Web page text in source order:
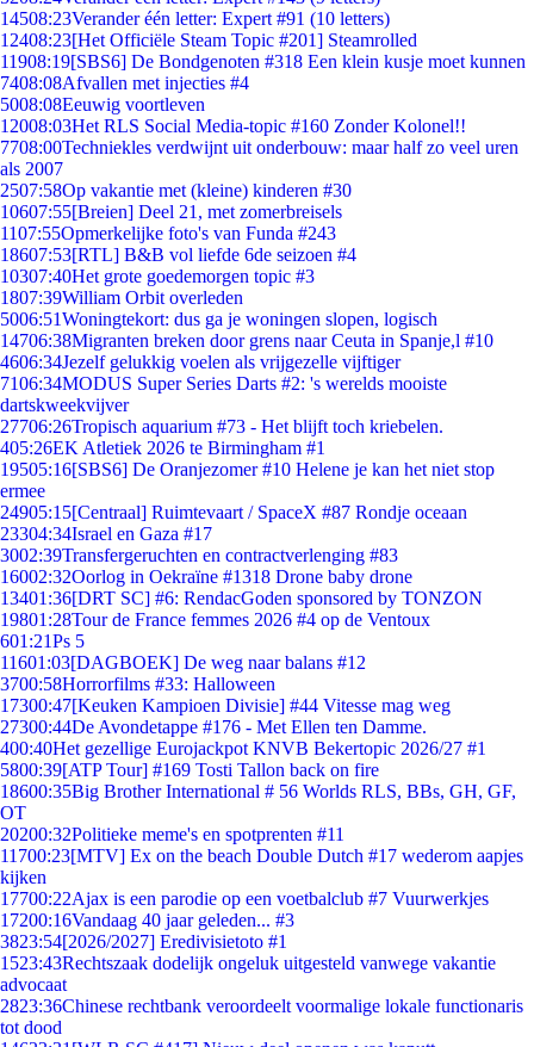
14508:23Verander één letter: Expert #91 (10 letters)
12408:23[Het Officiële Steam Topic #201] Steamrolled
11908:19[SBS6] De Bondgenoten #318 Een klein kusje moet kunnen
7408:08Afvallen met injecties #4
5008:08Eeuwig voortleven
12008:03Het RLS Social Media-topic #160 Zonder Kolonel!!
7708:00Techniekles verdwijnt uit onderbouw: maar half zo veel uren
als 2007
2507:58Op vakantie met (kleine) kinderen #30
10607:55[Breien] Deel 21, met zomerbreisels
1107:55Opmerkelijke foto's van Funda #243
18607:53[RTL] B&B vol liefde 6de seizoen #4
10307:40Het grote goedemorgen topic #3
1807:39William Orbit overleden
5006:51Woningtekort: dus ga je woningen slopen, logisch
14706:38Migranten breken door grens naar Ceuta in Spanje,l #10
4606:34Jezelf gelukkig voelen als vrijgezelle vijftiger
7106:34MODUS Super Series Darts #2: 's werelds mooiste
dartskweekvijver
27706:26Tropisch aquarium #73 - Het blijft toch kriebelen.
405:26EK Atletiek 2026 te Birmingham #1
19505:16[SBS6] De Oranjezomer #10 Helene je kan het niet stop
ermee
24905:15[Centraal] Ruimtevaart / SpaceX #87 Rondje oceaan
23304:34Israel en Gaza #17
3002:39Transfergeruchten en contractverlenging #83
16002:32Oorlog in Oekraïne #1318 Drone baby drone
13401:36[DRT SC] #6: RendacGoden sponsored by TONZON
19801:28Tour de France femmes 2026 #4 op de Ventoux
601:21Ps 5
11601:03[DAGBOEK] De weg naar balans #12
3700:58Horrorfilms #33: Halloween
17300:47[Keuken Kampioen Divisie] #44 Vitesse mag weg
27300:44De Avondetappe #176 - Met Ellen ten Damme.
400:40Het gezellige Eurojackpot KNVB Bekertopic 2026/27 #1
5800:39[ATP Tour] #169 Tosti Tallon back on fire
18600:35Big Brother International # 56 Worlds RLS, BBs, GH, GF,
OT
20200:32Politieke meme's en spotprenten #11
11700:23[MTV] Ex on the beach Double Dutch #17 wederom aapjes
kijken
17700:22Ajax is een parodie op een voetbalclub #7 Vuurwerkjes
17200:16Vandaag 40 jaar geleden... #3
3823:54[2026/2027] Eredivisietoto #1
1523:43Rechtszaak dodelijk ongeluk uitgesteld vanwege vakantie
advocaat
2823:36Chinese rechtbank veroordeelt voormalige lokale functionaris
tot dood